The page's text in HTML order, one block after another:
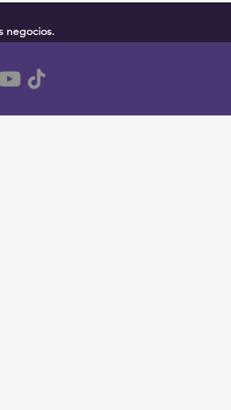
negocios.